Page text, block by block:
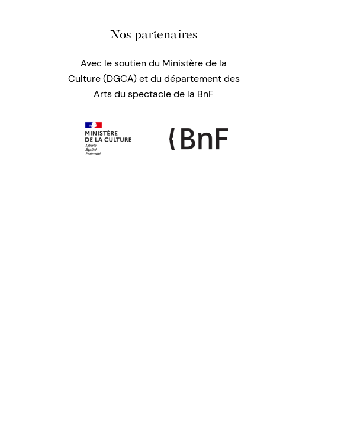
Nos partenaires
Avec le soutien du Ministère de la
Culture (DGCA) et du département des
Arts du spectacle de la BnF